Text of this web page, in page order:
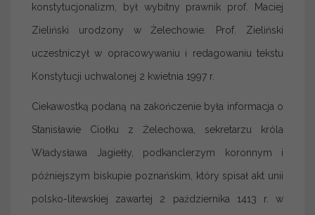
konstytucjonalizm, był wybitny prawnik prof. Maciej
Zieliński urodzony w Żelechowie. Prof. Zieliński
uczestniczył w opracowywaniu i redagowaniu tekstu
Konstytucji uchwalonej 2 kwietnia 1997 r.
Ciekawostką podaną na zakończenie była informacja o
Stanisławie Ciołku z Żelechowa, sekretarzu króla
Władysława Jagiełły, podkanclerzym koronnym i
późniejszym biskupie poznańskim, który spisał akt unii
polsko-litewskiej zawartej 2 października 1413 r. w